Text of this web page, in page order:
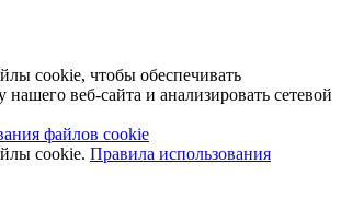
cookie, чтобы обеспечивать
веб-сайта и анализировать сетевой
файлов cookie
cookie. Правила использования